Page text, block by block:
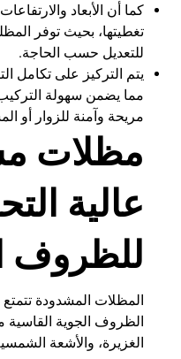
كما أن الأبعاد
تغطيتها، بحيث توفر
للتعديل حسب الحاجة.
يتم التركيز على تكامل
مما يضمن سهولة
مريحة وآمنة للزوار أو
مظلات
عالية
للظروف
المظلات المشدودة
الظروف الجوية القاسية
الغزيرة، والأشعة